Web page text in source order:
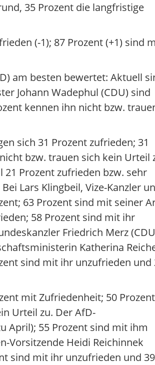
35 Prozent die langfristige
(-1); 87 Prozent (+1) sind
am besten bewertet: Aktuell
Johann Wadephul (CDU) sind
kennen ihn nicht bzw.
sich 31 Prozent zufrieden; 31
bzw. trauen sich kein Urteil
Prozent zufrieden bzw. sehr
Lars Klingbeil, Vize-Kanzler
63 Prozent sind mit seiner
58 Prozent sind mit ihr
Friedrich Merz
Katherina
sind mit ihr unzufrieden und
mit Zufriedenheit; 50
Urteil zu. Der AfD-
April); 55 Prozent sind mit ihm
Vorsitzende Heidi Reichinnek
sind mit ihr unzufrieden und 39